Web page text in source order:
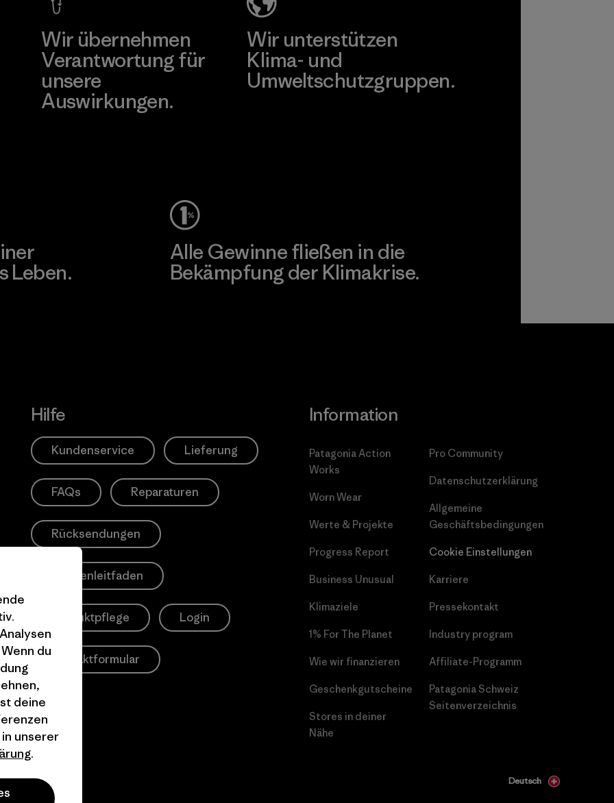
Wir übernehmen
Verantwortung für
unsere
Auswirkungen.
Wir unterstützen
Klima- und
Umweltschutzgruppen.
Leben.
Alle Gewinne fließen in die
Bekämpfung der Klimakrise.
Hilfe
Kundenservice Lieferung
FAQs Reparaturen
Rücksendungen
Größenleitfaden
Produktpflege Login
Kontaktformular
Information
Patagonia Action
Works
Worn Wear
Werte & Projekte
Progress Report
Business Unusual
Klimaziele
1% For The Planet
Wie wir finanzieren
Geschenkgutscheine
Stores in deiner
Nähe
Pro Community
Datenschutzerklärung
Allgemeine
Geschäftsbedingungen
Cookie Einstellungen
Karriere
Pressekontakt
Industry program
Affiliate-Programm
Patagonia Schweiz
Seitenverzeichnis
Deutsch
du
deine
unserer
.